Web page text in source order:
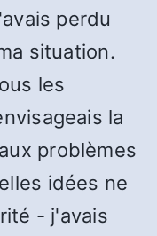
perdu
situation.
les
la
problèmes
idées ne
- j'avais